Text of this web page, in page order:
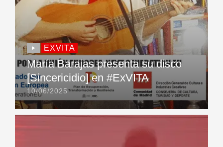
EXVITA
María Barajas presenta su disco
[Sincericidio] en #ExVITA
10/06/2025